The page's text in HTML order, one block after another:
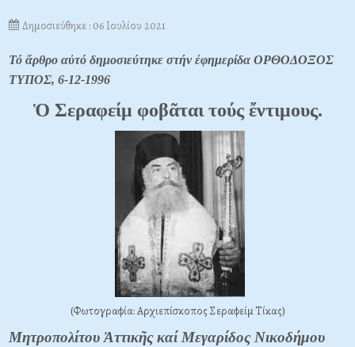
Δημοσιεύθηκε : 06 Ιουλίου 2021
Τό ἄρθρο αὐτό δημοσιεύτηκε στήν ἐφημερίδα ΟΡΘΟΔΟΞΟΣ
ΤΥΠΟΣ, 6-12-1996
Ὁ Σεραφείμ φοβᾶται τούς ἔντιμους.
(Φωτογραφία: Αρχιεπίσκοπος Σεραφείμ Τίκας)
Μητροπολίτου Ἀττικῆς καί Μεγαρίδος Νικοδήμου